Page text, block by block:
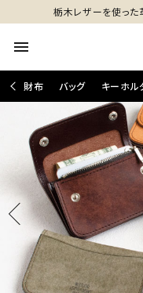
栃木レザーを使っ
menu
財布 バッグ キーホル